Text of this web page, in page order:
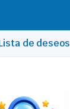
de deseos